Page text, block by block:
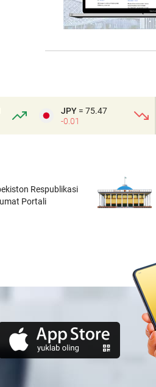
JPY = 75.47
-0.01
Respublikasi
Portali